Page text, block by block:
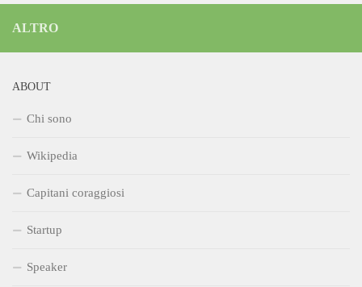
ALTRO
ABOUT
Chi sono
Wikipedia
Capitani coraggiosi
Startup
Speaker